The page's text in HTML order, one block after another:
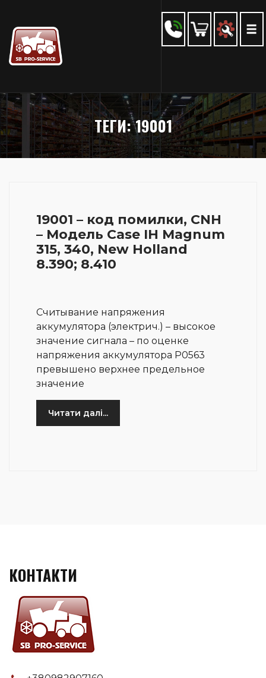
ТЕГИ: 19001
19001 – код помилки, CNH
– Модель Case IH Magnum
315, 340, New Holland
8.390; 8.410
Считывание напряжения
аккумулятора (электрич.) – высокое
значение сигнала – по оценке
напряжения аккумулятора P0563
превышено верхнее предельное
значение
Читати далі...
КОНТАКТИ